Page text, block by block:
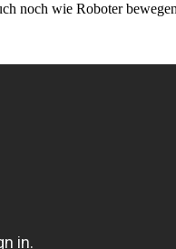
noch wie Roboter